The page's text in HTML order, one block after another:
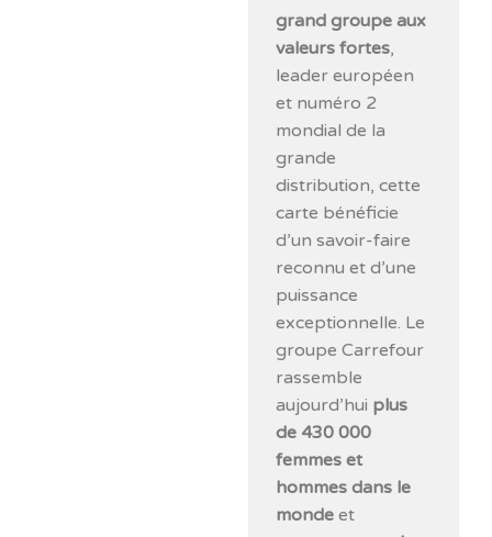
grand groupe aux
valeurs fortes,
leader européen
et numéro 2
mondial de la
grande
distribution, cette
carte bénéficie
d’un savoir-faire
reconnu et d’une
puissance
exceptionnelle. Le
groupe Carrefour
rassemble
aujourd’hui plus
de 430 000
femmes et
hommes dans le
monde et